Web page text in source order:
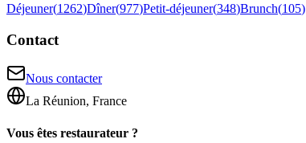
Déjeuner(1262)Dîner(977)Petit-déjeuner(348)Brunch(105)
Contact
Nous contacter
La Réunion, France
Vous êtes restaurateur ?